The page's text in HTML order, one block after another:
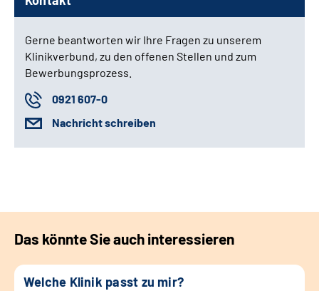
Gerne beantworten wir Ihre Fragen zu unserem
Klinikverbund, zu den offenen Stellen und zum
Bewerbungsprozess.
0921 607-0
Nachricht schreiben
Das könnte Sie auch interessieren
Welche Klinik passt zu mir?